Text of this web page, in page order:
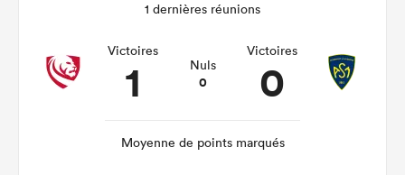
1 dernières réunions
Victoires
1 Nuls
0
Victoires
0
Moyenne de points marqués